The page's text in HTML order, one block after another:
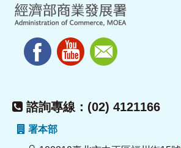
諮詢專線：(02) 4121166
署本部